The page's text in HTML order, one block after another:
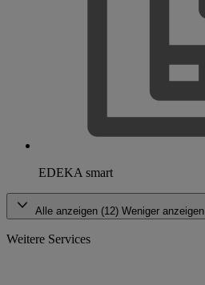
EDEKA smart
Alle anzeigen (12) Weniger anzeigen
Weitere Services